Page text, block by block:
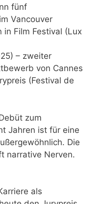
fünf
Vancouver
in Film Festival (Lux
– zweiter
von Cannes
(Festival de
zum
Jahren ist für eine
Die
narrative Nerven.
als